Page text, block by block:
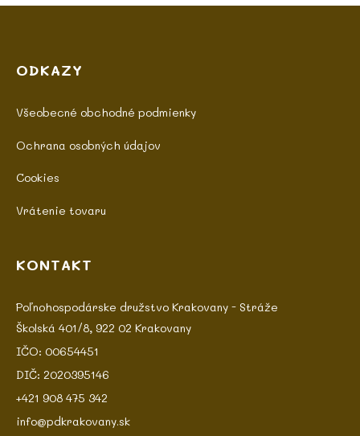
ODKAZY
Všeobecné obchodné podmienky
Ochrana osobných údajov
Cookies
Vrátenie tovaru
KONTAKT
Poľnohospodárske družstvo Krakovany - Stráže
Školská 401/8, 922 02 Krakovany
IČO: 00654451
DIČ: 2020395146
+421 908 475 342
info@pdkrakovany.sk